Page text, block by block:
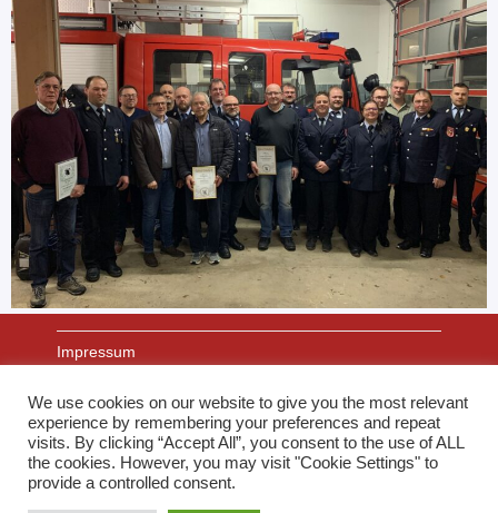
Impressum
Datenschutz
We use cookies on our website to give you the most relevant
experience by remembering your preferences and repeat
visits. By clicking “Accept All”, you consent to the use of ALL
the cookies. However, you may visit "Cookie Settings" to
provide a controlled consent.